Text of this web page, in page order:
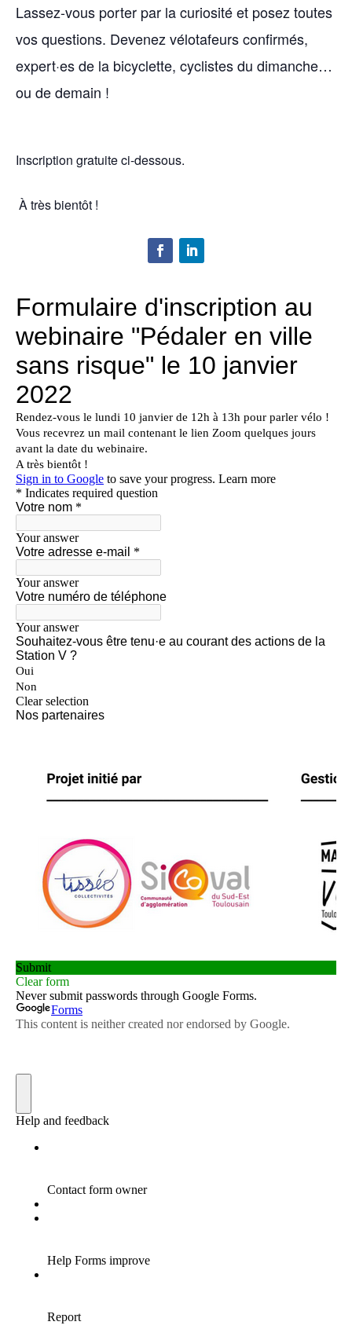
Lassez-vous porter par la curiosité et posez toutes
vos questions. Devenez vélotafeurs confirmés,
expert·es de la bicyclette, cyclistes du dimanche…
ou de demain !
Inscription gratuite ci-dessous.
À très bientôt !